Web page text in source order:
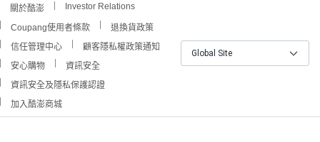
關於酷澎 Investor Relations
Coupang使用者條款
退換貨政策
信任管理中心
顧客隱私權政策通知
安心購物
資訊安全
資訊安全及隱私保護認證
加入酷澎商城
Global Site